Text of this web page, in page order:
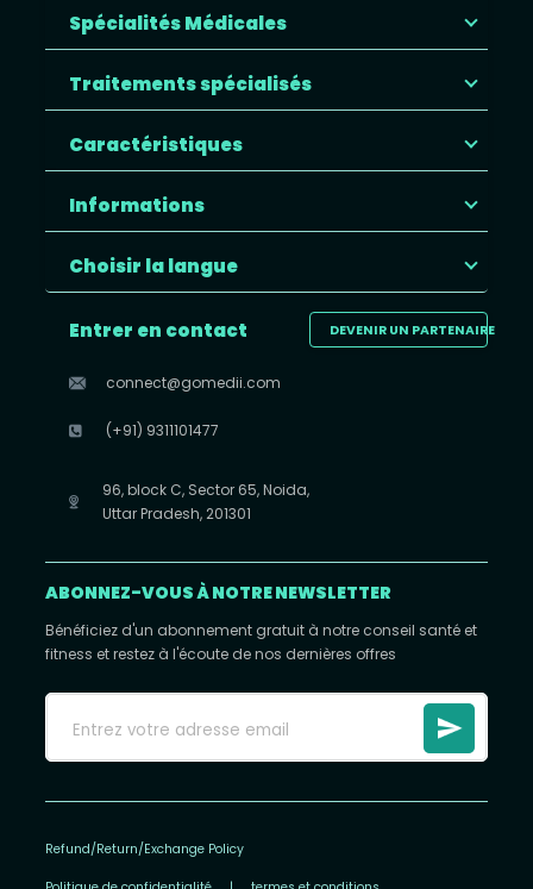
Spécialités Médicales
Traitements spécialisés
Caractéristiques
Informations
Choisir la langue
DEVENIR UN PARTENAIRE
Entrer en contact
connect@gomedii.com
(+91) 9311101477
96, block C, Sector 65, Noida,
Uttar Pradesh, 201301
ABONNEZ-VOUS À NOTRE NEWSLETTER
Bénéficiez d'un abonnement gratuit à notre conseil santé et
fitness et restez à l'écoute de nos dernières offres
Refund/Return/Exchange Policy